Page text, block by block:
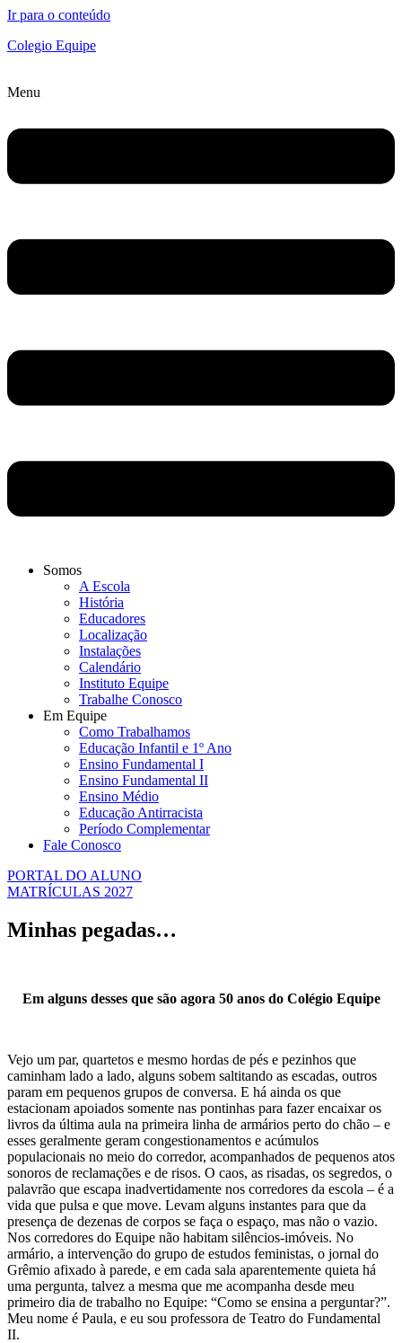
Ir para o conteúdo
Colegio Equipe
Menu
Somos
A Escola
História
Educadores
Localização
Instalações
Calendário
Instituto Equipe
Trabalhe Conosco
Em Equipe
Como Trabalhamos
Educação Infantil e 1º Ano
Ensino Fundamental I
Ensino Fundamental II
Ensino Médio
Educação Antirracista
Período Complementar
Fale Conosco
PORTAL DO ALUNO
MATRÍCULAS 2027
Minhas pegadas…
Em alguns desses que são agora 50 anos do Colégio Equipe
Vejo um par, quartetos e mesmo hordas de pés e pezinhos que
caminham lado a lado, alguns sobem saltitando as escadas, outros
param em pequenos grupos de conversa. E há ainda os que
estacionam apoiados somente nas pontinhas para fazer encaixar os
livros da última aula na primeira linha de armários perto do chão – e
esses geralmente geram congestionamentos e acúmulos
populacionais no meio do corredor, acompanhados de pequenos atos
sonoros de reclamações e de risos. O caos, as risadas, os segredos, o
palavrão que escapa inadvertidamente nos corredores da escola – é a
vida que pulsa e que move. Levam alguns instantes para que da
presença de dezenas de corpos se faça o espaço, mas não o vazio.
Nos corredores do Equipe não habitam silêncios-imóveis. No
armário, a intervenção do grupo de estudos feministas, o jornal do
Grêmio afixado à parede, e em cada sala aparentemente quieta há
uma pergunta, talvez a mesma que me acompanha desde meu
primeiro dia de trabalho no Equipe: “Como se ensina a perguntar?”.
Meu nome é Paula, e eu sou professora de Teatro do Fundamental
II.